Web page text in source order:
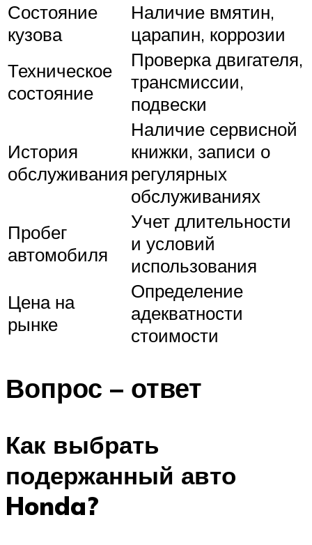
Состояние
кузова
Наличие вмятин,
царапин, коррозии
Техническое
состояние
Проверка двигателя,
трансмиссии,
подвески
История
обслуживания
Наличие сервисной
книжки, записи о
регулярных
обслуживаниях
Пробег
автомобиля
Учет длительности
и условий
использования
Цена на
рынке
Определение
адекватности
стоимости
Вопрос – ответ
Как выбрать
подержанный авто
Honda?